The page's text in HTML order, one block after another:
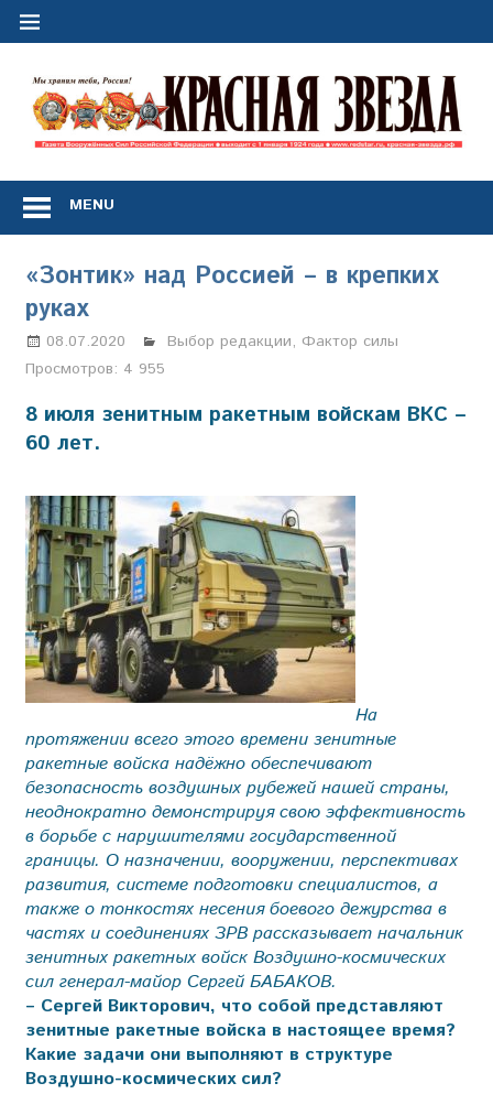
Перейти
Сил
Российской
Федерации
*
выходит
с
1
января
года
MENU
«Зонтик» над Россией – в крепких
руках
08.07.2020 Анастасия Свиридова
Выбор редакции, Фактор силы
Просмотров: 4 955
8 июля зенитным ракетным войскам ВКС –
60 лет.
На
протяжении всего этого времени зенитные
ракетные войска надёжно обеспечивают
безопасность воздушных рубежей нашей страны,
неоднократно демонстрируя свою эффективность
в борьбе с нарушителями государственной
границы. О назначении, вооружении, перспективах
развития, системе подготовки специалистов, а
также о тонкостях несения боевого дежурства в
частях и соединениях ЗРВ рассказывает начальник
зенитных ракетных войск Воздушно-космических
сил генерал-майор Сергей БАБАКОВ.
– Сергей Викторович, что собой представляют
зенитные ракетные войска в настоящее время?
Какие задачи они выполняют в структуре
Воздушно-космических сил?